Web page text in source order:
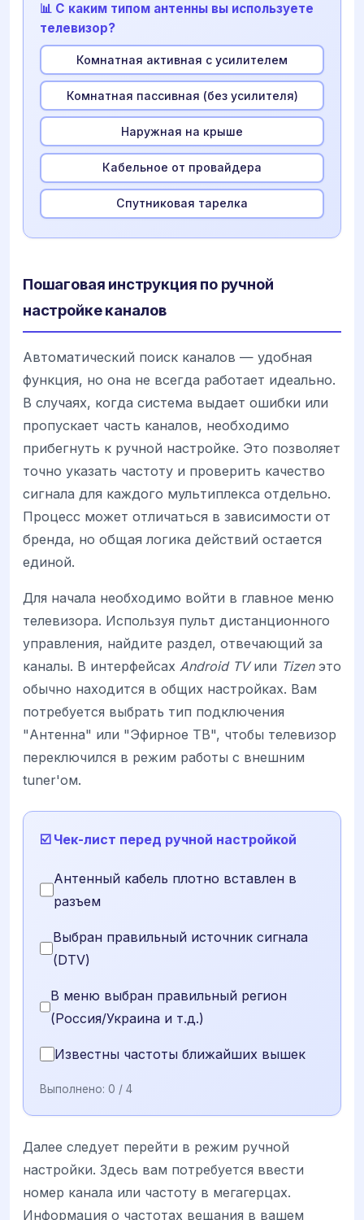
📊 С каким типом антенны вы используете
телевизор?
Комнатная активная с усилителем
Комнатная пассивная (без усилителя)
Наружная на крыше
Кабельное от провайдера
Спутниковая тарелка
Пошаговая инструкция по ручной
настройке каналов
Автоматический поиск каналов — удобная
функция, но она не всегда работает идеально.
В случаях, когда система выдает ошибки или
пропускает часть каналов, необходимо
прибегнуть к ручной настройке. Это позволяет
точно указать частоту и проверить качество
сигнала для каждого мультиплекса отдельно.
Процесс может отличаться в зависимости от
бренда, но общая логика действий остается
единой.
Для начала необходимо войти в главное меню
телевизора. Используя пульт дистанционного
управления, найдите раздел, отвечающий за
каналы. В интерфейсах Android TVили Tizenэто
обычно находится в общих настройках. Вам
потребуется выбрать тип подключения
"Антенна" или "Эфирное ТВ", чтобы телевизор
переключился в режим работы с внешним
tuner'ом.
☑️ Чек-лист перед ручной настройкой
Антенный кабель плотно вставлен в
разъем
Выбран правильный источник сигнала
(DTV)
В меню выбран правильный регион
(Россия/Украина и т.д.)
Известны частоты ближайших вышек
Выполнено: 0 / 4
Далее следует перейти в режим ручной
настройки. Здесь вам потребуется ввести
номер канала или частоту в мегагерцах.
Информация о частотах вещания в вашем